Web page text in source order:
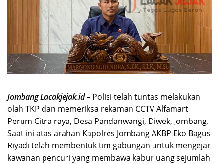
Jombang Lacakjejak.id– Polisi telah tuntas melakukan
olah TKP dan memeriksa rekaman CCTV Alfamart
Perum Citra raya, Desa Pandanwangi, Diwek, Jombang.
Saat ini atas arahan Kapolres Jombang AKBP Eko Bagus
Riyadi telah membentuk tim gabungan untuk mengejar
kawanan pencuri yang membawa kabur uang sejumlah